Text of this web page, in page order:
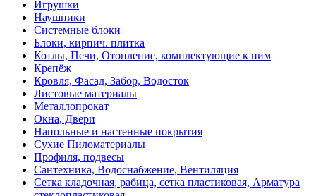
Игрушки
Наушники
Системные блоки
Блоки, кирпич. плитка
Котлы, Печи, Отопление, комплектующие к ним
Крепёж
Кровля, Фасад, Забор, Водосток
Листовые материалы
Металлопрокат
Окна, Двери
Напольные и настенные покрытия
Сухие Пиломатериалы
Профиля, подвесы
Сантехника, Водоснабжение, Вентиляция
Сетка кладочная, рабица, сетка пластиковая, Арматура